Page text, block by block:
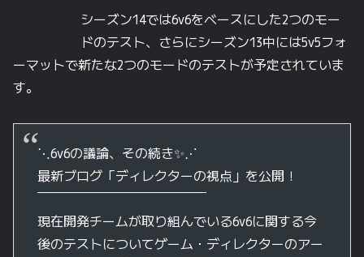
シーズン14では6v6をベースにした2つのモー
ドのテスト、さらにシーズン13中には5v5フォ
ーマットで新たな2つのモードのテストが予定されていま
す。
⋱6v6の議論、その続き✨⋰
最新ブログ「ディレクターの​視点」を公開！
￣￣￣￣￣￣￣￣￣￣￣￣￣
現在開発チームが取り組んでいる6v6に関する今
後のテストについてゲーム・ディレクターのアー